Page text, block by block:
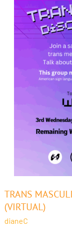
TRANS
(VIRTUAL)
dianeC
Trans
Masculine
Discussion
Group